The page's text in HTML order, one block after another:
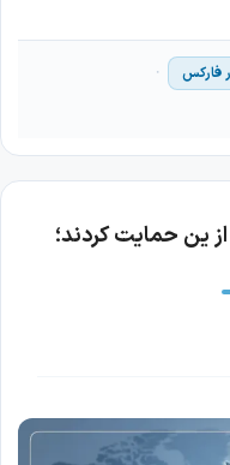
فارکس
ین حمایت کردند؛